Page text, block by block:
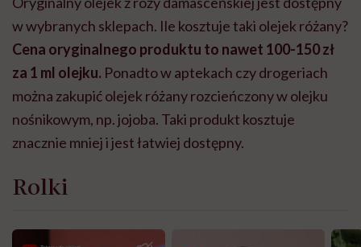
w wybranych sklepach. Ile kosztuje taki olejek różany?
Cena oryginalnego produktu to nawet 100-150 zł
za 1 ml olejku. Ponadto w aptekach czy drogeriach
można zakupić olejek różany rozcieńczony w olejku
nośnikowym, np. jojoba. Taki produkt kosztuje
znacznie mniej i jest łatwiej dostępny.
Rolki